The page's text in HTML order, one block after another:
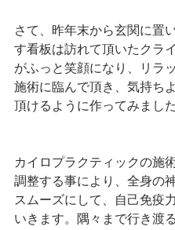
さて、昨年末から玄関に置
す看板は訪れて頂いたクラ
がふっと笑顔になり、リラ
施術に臨んで頂き、気持ち
頂けるように作ってみました
カイロプラクティックの施
調整する事により、全身の
スムーズにして、自己免疫
いきます。隅々まで行き渡